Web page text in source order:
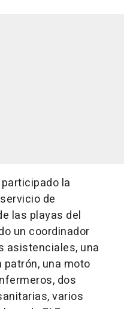
la
de
las playas del
un coordinador
asistenciales, una
una moto
dos
varios